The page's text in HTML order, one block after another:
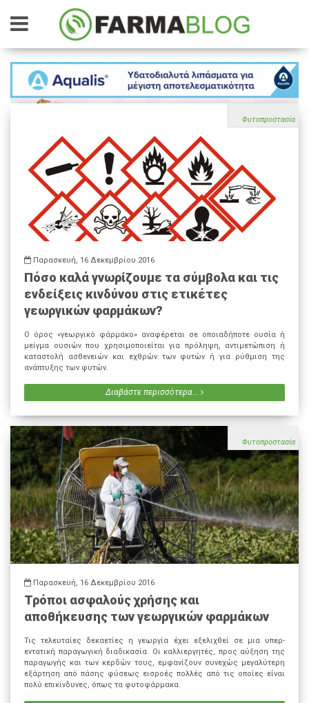
Φυτοπροστασία
Παρασκευή, 16 Δεκεμβρίου 2016
Πόσο καλά γνωρίζουμε τα σύμβολα και τις
ενδείξεις κινδύνου στις ετικέτες
γεωργικών φαρμάκων?
Ο όρος «γεωργικό φάρμακο» αναφέρεται σε οποιαδήποτε ουσία ή
μείγμα ουσιών που χρησιμοποιείται για πρόληψη, αντιμετώπιση ή
καταστολή ασθενειών και εχθρών των φυτών ή για ρύθμιση της
ανάπτυξης των φυτών.
Διαβάστε περισσότερα...
Φυτοπροστασία
Παρασκευή, 16 Δεκεμβρίου 2016
Τρόποι ασφαλούς χρήσης και
αποθήκευσης των γεωργικών φαρμάκων
Τις τελευταίες δεκαετίες η γεωργία έχει εξελιχθεί σε μια υπερ-
εντατική παραγωγική διαδικασία. Οι καλλιεργητές, προς αύξηση της
παραγωγής και των κερδών τους, εμφανίζουν συνεχώς μεγαλύτερη
εξάρτηση από πάσης φύσεως εισροές πολλές από τις οποίες είναι
πολύ επικίνδυνες, όπως τα φυτοφάρμακα.